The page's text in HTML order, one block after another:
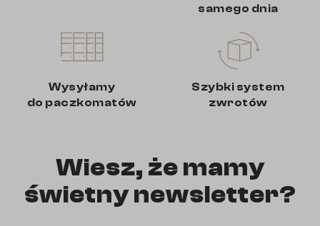
samego dnia
Wysyłamy
do paczkomatów
Szybki system
zwrotów
Wiesz, że mamy
świetny newsletter?